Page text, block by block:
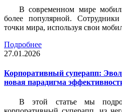
В современном мире
более популярной.
точки мира, используя свои
Подробнее
27.01.2026
Корпоративный суперапп:
новая парадигма
В этой статье мы